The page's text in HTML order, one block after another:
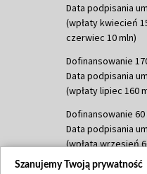
Data podpisania
(wpłaty kwiecień
czerwiec 10 mln)
Dofinansowanie
Data podpisania
(wpłaty lipiec 160
Dofinansowanie 60
Data podpisania
(wpłata wrzesień
Dofinansowanie 635
Szanujemy Twoją prywatność